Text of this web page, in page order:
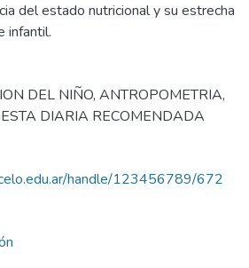
del estado nutricional y su estrecha
infantil.
DEL NIÑO, ANTROPOMETRIA,
DIARIA RECOMENDADA
handle/123456789/672